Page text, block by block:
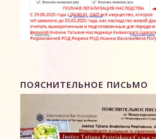
ПОЯСНИТЕЛЬНОЕ ПИСЬМО